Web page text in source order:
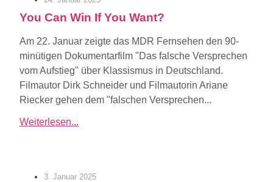
You Can Win If You Want?
Am 22. Januar zeigte das MDR Fernsehen den 90-
minütigen Dokumentarfilm "Das falsche Versprechen
vom Aufstieg" über Klassismus in Deutschland.
Filmautor Dirk Schneider und Filmautorin Ariane
Riecker gehen dem "falschen Versprechen...
Weiterlesen...
3. Januar 2025